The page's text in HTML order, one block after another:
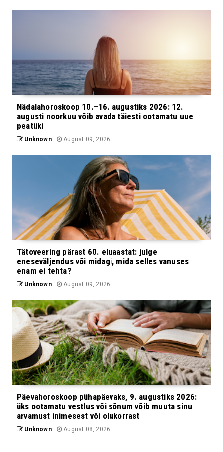
Nädalahoroskoop 10.–16. augustiks 2026: 12.
augusti noorkuu võib avada täiesti ootamatu uue
peatüki
Unknown August 09, 2026
Tätoveering pärast 60. eluaastat: julge
eneseväljendus või midagi, mida selles vanuses
enam ei tehta?
Unknown August 09, 2026
Päevahoroskoop pühapäevaks, 9. augustiks 2026:
üks ootamatu vestlus või sõnum võib muuta sinu
arvamust inimesest või olukorrast
Unknown August 08, 2026